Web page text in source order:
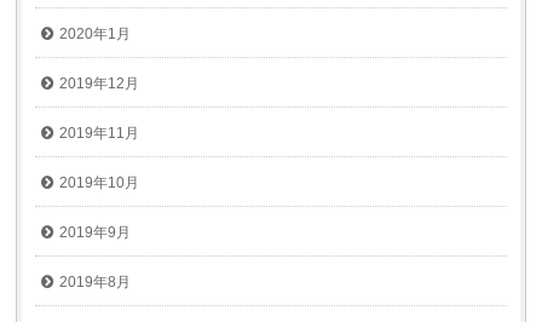
2020年1月
2019年12月
2019年11月
2019年10月
2019年9月
2019年8月